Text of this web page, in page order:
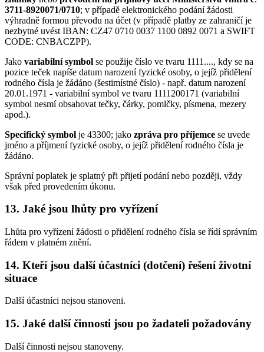
3711-8920071/0710; v případě elektronického podání žádosti
výhradně formou převodu na účet (v případě platby ze zahraničí je
nezbytné uvést IBAN: CZ47 0710 0037 1100 0892 0071 a SWIFT
CODE: CNBACZPP).
Jako variabilní symbol se použije číslo ve tvaru 1111...., kdy se na
pozice teček napíše datum narození fyzické osoby, o jejíž přidělení
rodného čísla je žádáno (šestimístné číslo) - např. datum narození
20.01.1971 - variabilní symbol ve tvaru 1111200171 (variabilní
symbol nesmí obsahovat tečky, čárky, pomlčky, písmena, mezery
apod.).
Specifický symbol je 43300; jako zpráva pro příjemce se uvede
jméno a příjmení fyzické osoby, o jejíž přidělení rodného čísla je
žádáno.
Správní poplatek je splatný při přijetí podání nebo později, vždy
však před provedením úkonu.
13. Jaké jsou lhůty pro vyřízení
Lhůta pro vyřízení žádosti o přidělení rodného čísla se řídí správním
řádem v platném znění.
14. Kteří jsou další účastníci (dotčení) řešení životní
situace
Další účastníci nejsou stanoveni.
15. Jaké další činnosti jsou po žadateli požadovány
Další činnosti nejsou stanoveny.